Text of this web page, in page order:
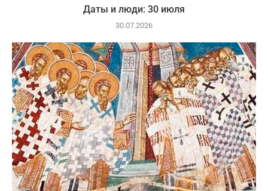
Даты и люди: 30 июля
30.07.2026